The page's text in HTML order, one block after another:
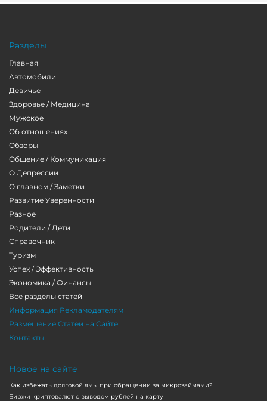
Разделы
Главная
Автомобили
Девичье
Здоровье / Медицина
Мужское
Об отношениях
Обзоры
Общение / Коммуникация
О Депрессии
О главном / Заметки
Развитие Уверенности
Разное
Родители / Дети
Справочник
Туризм
Успех / Эффективность
Экономика / Финансы
Все разделы статей
Информация Рекламодателям
Размещение Статей на Сайте
Контакты
Новое на сайте
Как избежать долговой ямы при обращении за микрозаймами?
Биржи криптовалют с выводом рублей на карту